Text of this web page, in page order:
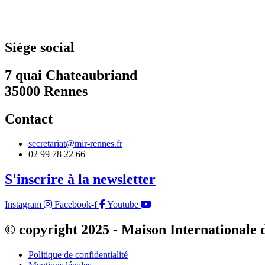
Siège social
7 quai Chateaubriand
35000 Rennes
Contact
secretariat@mir-rennes.fr
02 99 78 22 66
S'inscrire à la newsletter
Instagram Facebook-f Youtube
© copyright 2025 - Maison Internationale
Politique de confidentialité